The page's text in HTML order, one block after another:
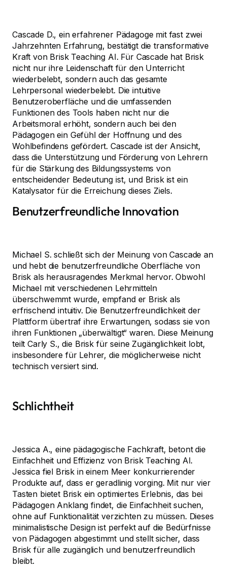
Cascade D., ein erfahrener Pädagoge mit fast zwei
Jahrzehnten Erfahrung, bestätigt die transformative
Kraft von Brisk Teaching AI. Für Cascade hat Brisk
nicht nur ihre Leidenschaft für den Unterricht
wiederbelebt, sondern auch das gesamte
Lehrpersonal wiederbelebt. Die intuitive
Benutzeroberfläche und die umfassenden
Funktionen des Tools haben nicht nur die
Arbeitsmoral erhöht, sondern auch bei den
Pädagogen ein Gefühl der Hoffnung und des
Wohlbefindens gefördert. Cascade ist der Ansicht,
dass die Unterstützung und Förderung von Lehrern
für die Stärkung des Bildungssystems von
entscheidender Bedeutung ist, und Brisk ist ein
Katalysator für die Erreichung dieses Ziels.
Benutzerfreundliche Innovation
Michael S. schließt sich der Meinung von Cascade an
und hebt die benutzerfreundliche Oberfläche von
Brisk als herausragendes Merkmal hervor. Obwohl
Michael mit verschiedenen Lehrmitteln
überschwemmt wurde, empfand er Brisk als
erfrischend intuitiv. Die Benutzerfreundlichkeit der
Plattform übertraf ihre Erwartungen, sodass sie von
ihren Funktionen „überwältigt“ waren. Diese Meinung
teilt Carly S., die Brisk für seine Zugänglichkeit lobt,
insbesondere für Lehrer, die möglicherweise nicht
technisch versiert sind.
Schlichtheit
Jessica A., eine pädagogische Fachkraft, betont die
Einfachheit und Effizienz von Brisk Teaching AI.
Jessica fiel Brisk in einem Meer konkurrierender
Produkte auf, dass er geradlinig vorging. Mit nur vier
Tasten bietet Brisk ein optimiertes Erlebnis, das bei
Pädagogen Anklang findet, die Einfachheit suchen,
ohne auf Funktionalität verzichten zu müssen. Dieses
minimalistische Design ist perfekt auf die Bedürfnisse
von Pädagogen abgestimmt und stellt sicher, dass
Brisk für alle zugänglich und benutzerfreundlich
bleibt.